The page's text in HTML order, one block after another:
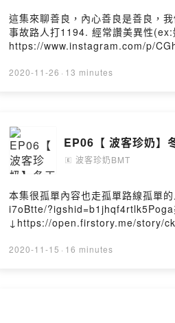
這集來聊善良，內心善良是善良，
事故路人打1194. 經常讚美異性(ex:
https://www.instagram.com/p/
↓https://pay.firstory.me/user/
2020-11-26 · 13 minutes
EP06【 波客珍奶】
🄴 波客珍奶BMT
本集很孤單內容也走孤單路線孤單
i7oBtte/
↓https://open.firstory.me/story/
2020-11-15 · 16 minutes